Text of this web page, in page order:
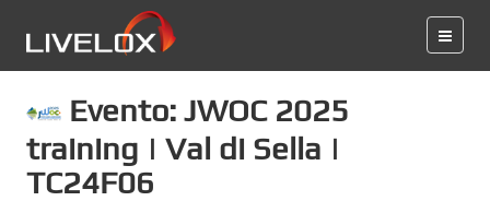
Evento: JWOC 2025
training | Val di Sella |
TC24F06